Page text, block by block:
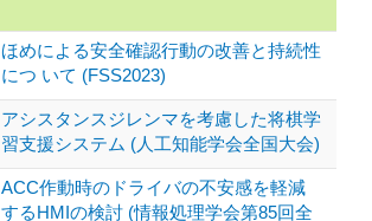
ほめによる安全確認行動の改善と持続性
につ いて (FSS2023)
アシスタンスジレンマを考慮した将棋学
習支援システム (人工知能学会全国大会)
ACC作動時のドライバの不安感を軽減
するHMIの検討 (情報処理学会第85回全